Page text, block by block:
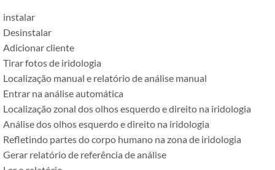
instalar
Desinstalar
Adicionar cliente
Tirar fotos de iridologia
Localização manual e relatório de análise manual
Entrar na análise automática
Localização zonal dos olhos esquerdo e direito na iridologia
Análise dos olhos esquerdo e direito na iridologia
Refletindo partes do corpo humano na zona de iridologia
Gerar relatório de referência de análise